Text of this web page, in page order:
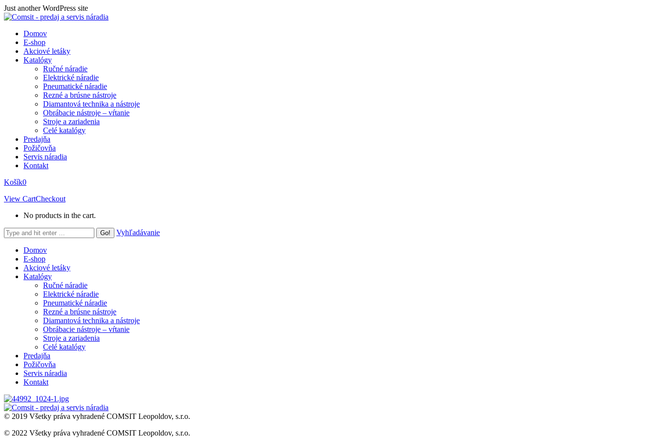
Skip
to
Just another WordPress site
Domov
E-shop
Akciové letáky
Katalógy
Ručné náradie
Elektrické náradie
Pneumatické náradie
Rezné a brúsne nástroje
Diamantová technika a nástroje
Obrábacie nástroje – vŕtanie
Stroje a zariadenia
Celé katalógy
Predajňa
Požičovňa
Servis náradia
Kontakt
Košík0
View CartCheckout
No products in the cart.
Search:
Vyhľadávanie
Domov
E-shop
Akciové letáky
Katalógy
Ručné náradie
Elektrické náradie
Pneumatické náradie
Rezné a brúsne nástroje
Diamantová technika a nástroje
Obrábacie nástroje – vŕtanie
Stroje a zariadenia
Celé katalógy
Predajňa
Požičovňa
Servis náradia
Kontakt
© 2019 Všetky práva vyhradené COMSIT Leopoldov, s.r.o.
© 2022 Všetky práva vyhradené COMSIT Leopoldov, s.r.o.